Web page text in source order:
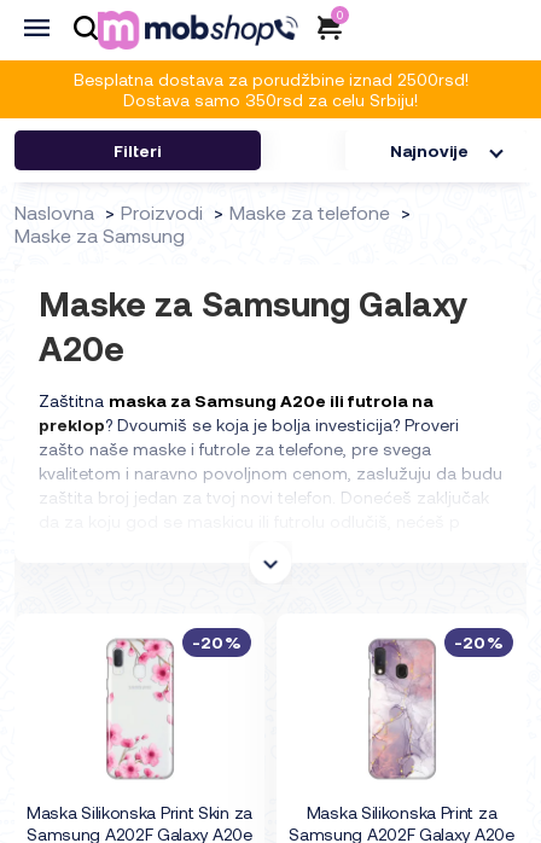
0
Besplatna dostava za porudžbine iznad 2500rsd!
Dostava samo 350rsd za celu Srbiju!
Filteri Najnovije
Naslovna Proizvodi
Maske za telefone
Maske za Samsung
Maske za Samsung Galaxy
A20e
Zaštitna maska za Samsung A20e ili futrola na
preklop? Dvoumiš se koja je bolja investicija? Proveri
zašto naše maske i futrole za telefone, pre svega
kvalitetom i naravno povoljnom cenom, zaslužuju da budu
zaštita broj jedan za tvoj novi telefon. Donećeš zaključak
Maska Silikonska Print Skin za
Samsung A202F Galaxy A20e
-20%
Maska Silikonska Print za
Samsung A202F Galaxy A20e
-20%